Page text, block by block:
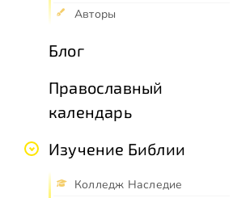
Авторы
Блог
Православный
календарь
Изучение Библии
Колледж Наследие